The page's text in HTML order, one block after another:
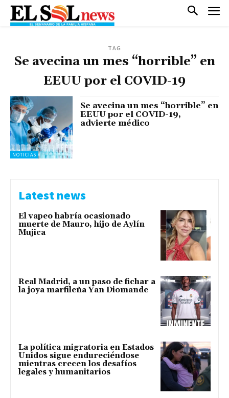
TAG
Se avecina un mes “horrible” en
EEUU por el COVID-19
NOTICIAS
Se avecina un mes “horrible” en
EEUU por el COVID-19,
advierte médico
Latest news
El vapeo habría ocasionado
muerte de Mauro, hijo de Aylín
Mujica
Real Madrid, a un paso de fichar a
la joya marfileña Yan Diomande
La política migratoria en Estados
Unidos sigue endureciéndose
mientras crecen los desafíos
legales y humanitarios